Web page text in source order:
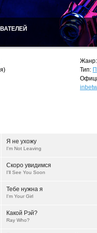
Жанр:
Тип:
Я не ухожу
I'm Not Leaving
Скоро увидимся
I'll See You Soon
Тебе нужна я
I'm Your Girl
Какой Рэй?
Ray Who?